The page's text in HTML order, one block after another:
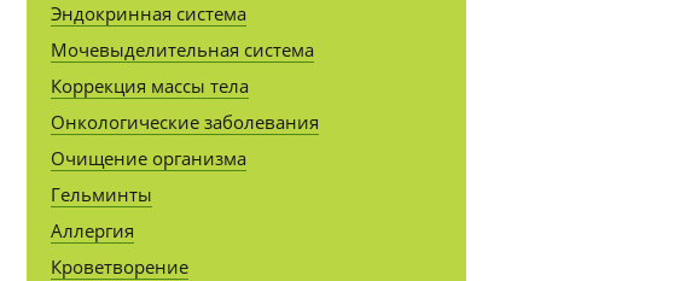
Эндокринная система
Мочевыделительная система
Коррекция массы тела
Онкологические заболевания
Очищение организма
Гельминты
Аллергия
Кроветворение